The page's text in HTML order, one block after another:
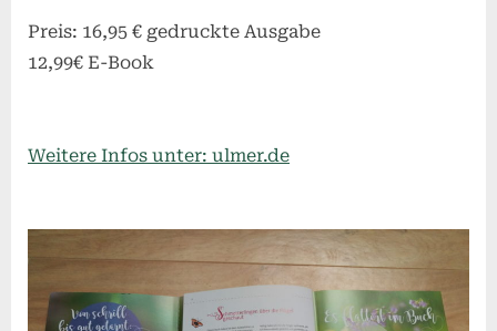
Preis: 16,95 € gedruckte Ausgabe
12,99€ E-Book
Weitere Infos unter: ulmer.de